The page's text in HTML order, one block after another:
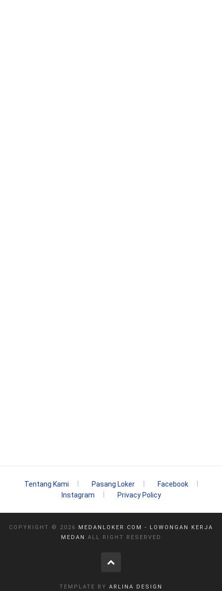
Tentang Kami Pasang Loker
Facebook
Instagram
Privacy Policy
COPYRIGHT © 2026
MEDANLOKER.COM - LOWONGAN KERJA
MEDAN
ALL RIGHT RESERVED
TEMPLATE BY ARLINA DESIGN